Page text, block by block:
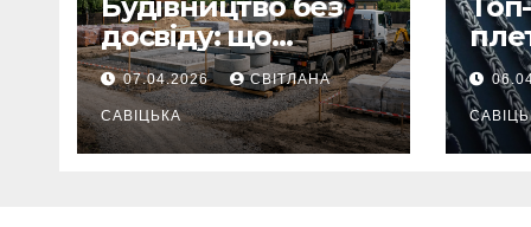
досвіду: що
потрібно
продумати до
першої доставки
на ділянку
07.04.2026 СВІТЛАНА
САВІЦЬКА